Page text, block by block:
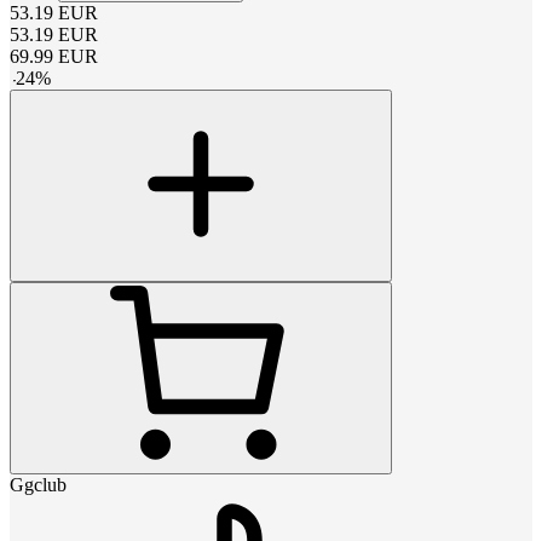
53.19 EUR
53.19 EUR
69.99 EUR
-24%
Ggclub